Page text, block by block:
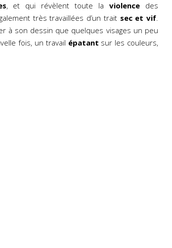
, et qui révèlent toute laviolence des
très travaillées d’un trait sec et vif.
à son dessin que quelques visages un peu
fois, un travail épatant sur les couleurs,